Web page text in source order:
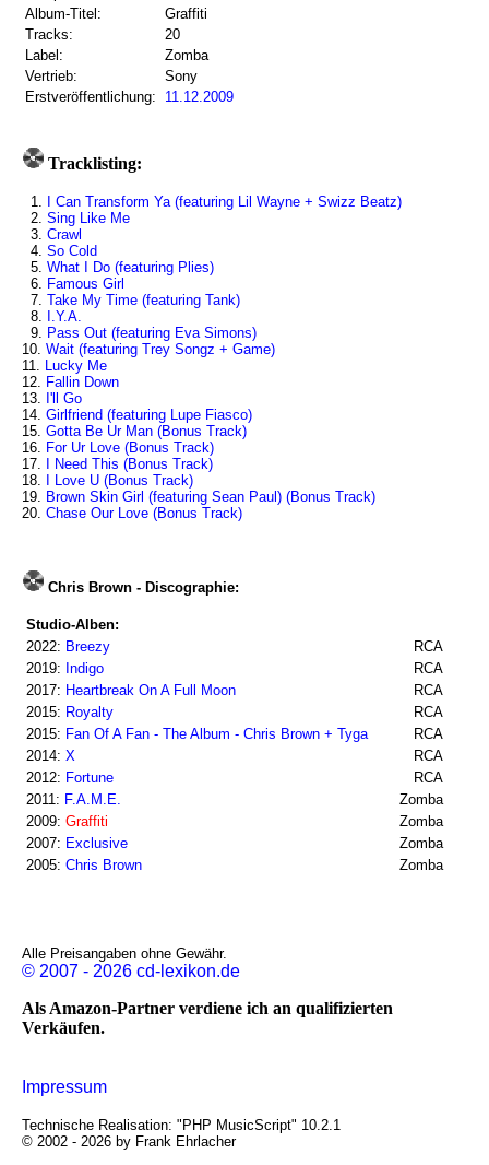
Album-Titel:
Graffiti
Tracks:
20
Label:
Zomba
Vertrieb:
Sony
Erstveröffentlichung:
11.12.2009
Tracklisting:
1.
I Can Transform Ya (featuring Lil Wayne + Swizz Beatz)
2. Sing Like Me
3. Crawl
4. So Cold
5. What I Do (featuring Plies)
6. Famous Girl
7. Take My Time (featuring Tank)
8.
I.Y.A.
9. Pass Out (featuring Eva Simons)
10. Wait (featuring Trey Songz + Game)
11. Lucky Me
12. Fallin Down
13. I'll Go
14. Girlfriend (featuring Lupe Fiasco)
15. Gotta Be Ur Man (Bonus Track)
16. For Ur Love (Bonus Track)
17.
I Need This (Bonus Track)
18.
I Love U (Bonus Track)
19. Brown Skin Girl (featuring Sean Paul) (Bonus Track)
20. Chase Our Love (Bonus Track)
Chris Brown - Discographie:
Studio-Alben:
2022: Breezy
RCA
2019: Indigo
RCA
2017: Heartbreak On A Full Moon
RCA
2015: Royalty
RCA
2015: Fan Of A Fan - The Album - Chris Brown + Tyga
RCA
2014: X
RCA
2012: Fortune
RCA
2011: F.A.M.E.
Zomba
2009: Graffiti
Zomba
2007: Exclusive
Zomba
2005: Chris Brown Zomba
Alle Preisangaben ohne Gewähr.
© 2007 - 2026 cd-lexikon.de
Als Amazon-Partner verdiene ich an qualifizierten
Verkäufen.
Impressum
Technische Realisation: "PHP MusicScript" 10.2.1
© 2002 - 2026 by Frank Ehrlacher